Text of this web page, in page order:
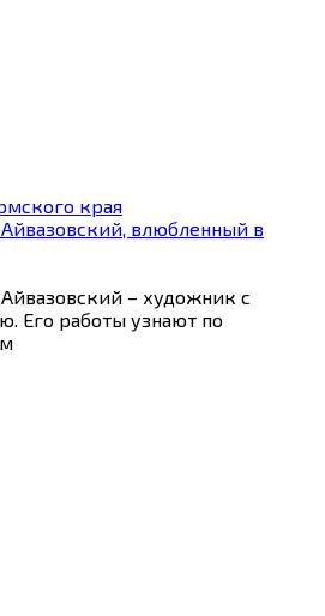
края
влюбленный в
– художник с
Его работы узнают по